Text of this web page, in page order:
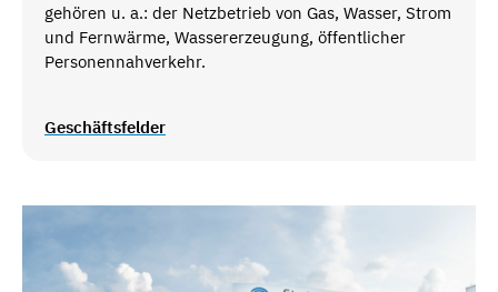
gehören u. a.: der Netzbetrieb von Gas, Wasser, Strom
und Fernwärme, Wassererzeugung, öffentlicher
Personennahverkehr.
Geschäftsfelder